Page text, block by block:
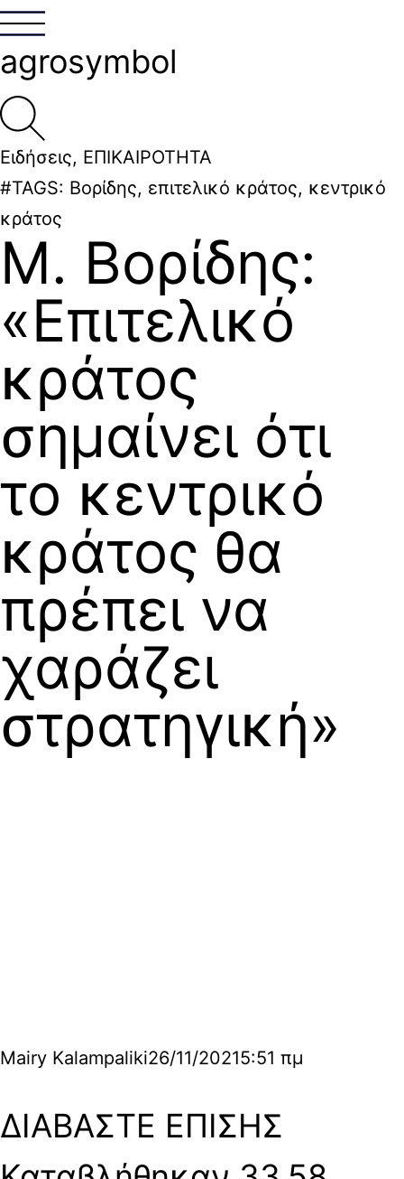
agrosymbol
Ειδήσεις, ΕΠΙΚΑΙΡΟΤΗΤΑ
#TAGS: Βορίδης, επιτελικό κράτος, κεντρικό
κράτος
Μ. Βορίδης:
«Επιτελικό
κράτος
σημαίνει ότι
το κεντρικό
κράτος θα
πρέπει να
χαράζει
στρατηγική»
Mairy Kalampaliki26/11/20215:51 πμ
ΔΙΑΒΑΣΤΕ ΕΠΙΣΗΣ